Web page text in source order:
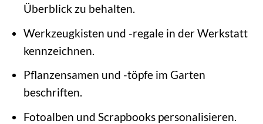
Überblick zu behalten.
Werkzeugkisten und -regale in der Werkstatt
kennzeichnen.
Pflanzensamen und -töpfe im Garten
beschriften.
Fotoalben und Scrapbooks personalisieren.